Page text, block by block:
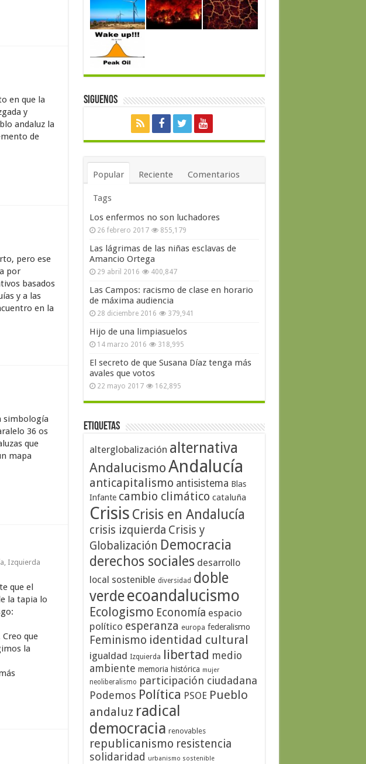
en que la
y
andaluz la
de
pero ese
por
basados
y a las
en la
simbología
36 os
que
mapa
, Izquierda
que el
la tapia lo
que
la
Siguenos
Popular Reciente Comentarios
Tags
Los enfermos no son luchadores
26 febrero 2017 855,179
Las lágrimas de las niñas esclavas de
Amancio Ortega
29 abril 2016 400,847
Las Campos: racismo de clase en horario
de máxima audiencia
28 diciembre 2016 379,941
Hijo de una limpiasuelos
14 marzo 2016 318,995
El secreto de que Susana Díaz tenga más
avales que votos
22 mayo 2017 162,895
Etiquetas
alterglobalización alternativa
AndalucismoAndalucía
anticapitalismo antisistema Blas
Infante cambio climático cataluña
Crisis Crisis en Andalucía
crisis izquierda Crisis y
Globalización Democracia
derechos sociales desarrollo
local sostenible diversidad doble
verdeecoandalucismo
Ecologismo Economía espacio
político esperanza europa federalismo
Feminismo identidad cultural
igualdad Izquierda libertad medio
ambiente memoria histórica mujer
neoliberalismo participación ciudadana
Podemos Política PSOE Pueblo
andaluz radical
democracia renovables
republicanismo resistencia
solidaridad urbanismo sostenible